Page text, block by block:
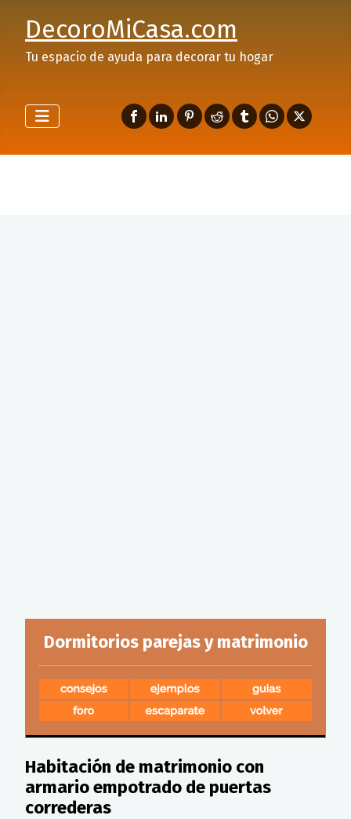
DecoroMiCasa.com
Tu espacio de ayuda para decorar tu hogar
Dormitorios parejas y matrimonio
Habitación de matrimonio con
armario empotrado de puertas
correderas